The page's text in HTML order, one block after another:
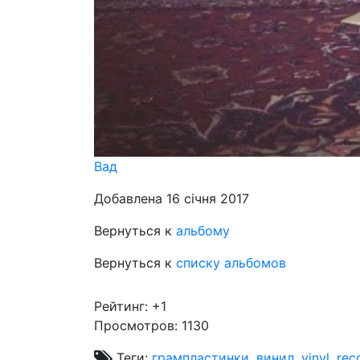
Вад
Добавлена 16 січня 2017
Вернуться к альбому
Вернуться к списку альбомов
Рейтинг: +1
Просмотров: 1130